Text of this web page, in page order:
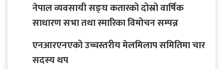
नेपाल व्यवसायी सङ्घ कतारको दोस्रो वार्षिक
साधारण सभा तथा स्मारिका विमोचन सम्पन्न
एनआरएनएको उच्चस्तरीय मेलमिलाप समितिमा चार
सदस्य थप